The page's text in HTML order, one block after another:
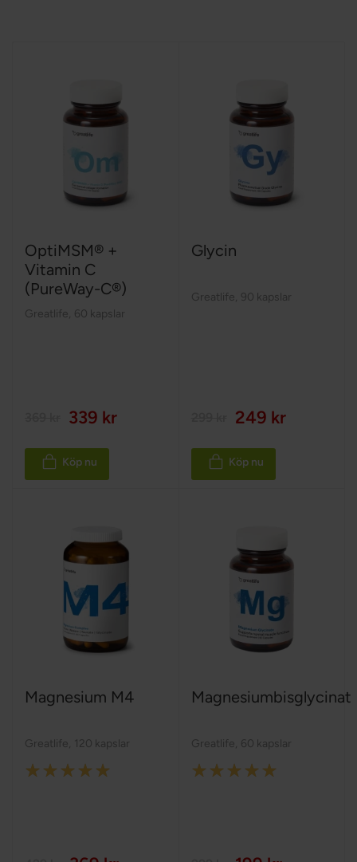
OptiMSM® +
Vitamin C
(PureWay-C®)
Greatlife 60 kapslar
339 kr
Köp nu
Glycin
Greatlife 90 kapslar
249 kr
Köp nu
Magnesium M4
Greatlife 120 kapslar
Rating:
Magnesiumbisglycinat
Greatlife 60 kapslar
Rating: